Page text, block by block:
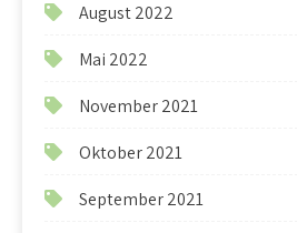
August 2022
Mai 2022
November 2021
Oktober 2021
September 2021